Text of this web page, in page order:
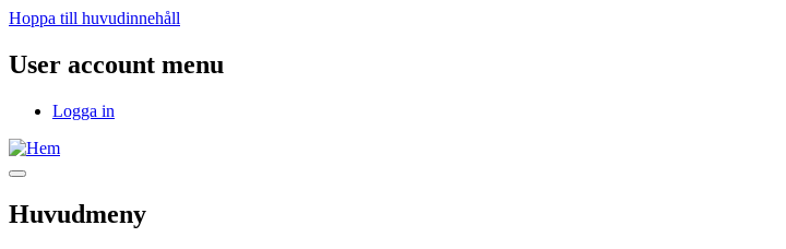
Hoppa till huvudinnehåll
User account menu
Logga in
Huvudmeny